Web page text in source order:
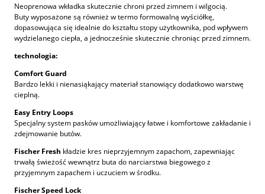
Neoprenowa wkładka skutecznie chroni przed zimnem i wilgocią.
Buty wyposażone są również w termo formowalną wyściółkę,
dopasowująca się idealnie do kształtu stopy użytkownika, pod wpływem
wydzielanego ciepła, a jednocześnie skutecznie chroniąc przed zimnem.
technologia:
Comfort Guard
Bardzo lekki i nienasiąkający materiał stanowiący dodatkowo warstwę
cieplną.
Easy Entry Loops
Specjalny system pasków umożliwiający łatwe i komfortowe zakładanie i
zdejmowanie butów.
Fischer Fresh kładzie kres nieprzyjemnym zapachom, zapewniając
trwałą świeżość wewnątrz buta do narciarstwa biegowego z
przyjemnym zapachem i uczuciem w środku.
Fischer Speed Lock